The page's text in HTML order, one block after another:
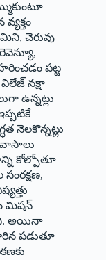
చెరువు
పట్ట
‌నక్షా
ఉన్నట్లు
నెలకొన్నట్లు
కోల్పోతూ
మిషన్‌
అయినా
పడుతూ